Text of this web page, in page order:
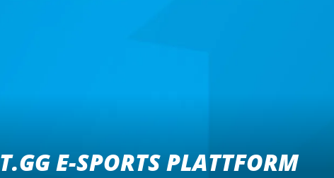
E-SPORTS PLATTFORM